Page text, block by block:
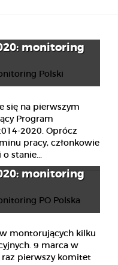
monitoring
się na pierwszym
Program
2020. Oprócz
pracy, członkowie
stanie...
monitoring
montorujących kilku
9 marca w
raz pierwszy komitet